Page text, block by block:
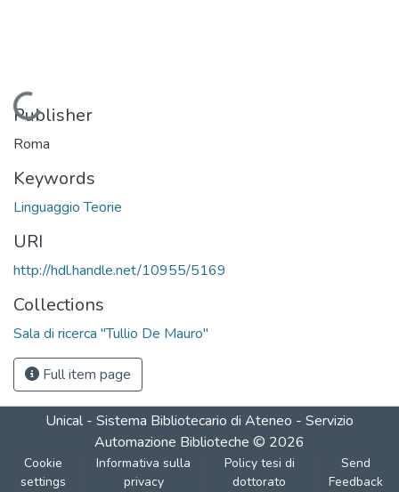
Loading...
Publisher
Roma
Keywords
Linguaggio Teorie
URI
http://hdl.handle.net/10955/5169
Collections
Sala di ricerca "Tullio De Mauro"
Full item page
Unical - Sistema Bibliotecario di Ateneo - Servizio
Automazione Biblioteche © 2026
Cookie
settings
Informativa sulla
privacy
Policy tesi di
dottorato
Send
Feedback